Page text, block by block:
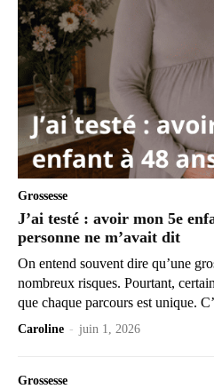
Grossesse
J’ai testé : avoir mon 5e
personne ne m’avait dit
On entend souvent dire qu’une
nombreux risques. Pourtant,
que chaque parcours est unique.
Caroline - juin 1, 2026
Grossesse